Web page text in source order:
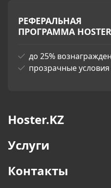
РЕФЕРАЛЬНАЯ
ПРОГРАММА
до 25%
прозрачные условия
Hoster.KZ
Услуги
Контакты